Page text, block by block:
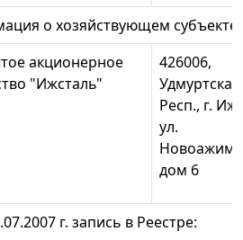
о хозяйствующем субъекте:
акционерное
"Ижсталь"
426006,
Удмуртская
Респ., г.
ул.
дом 6
г. запись в Реестре: